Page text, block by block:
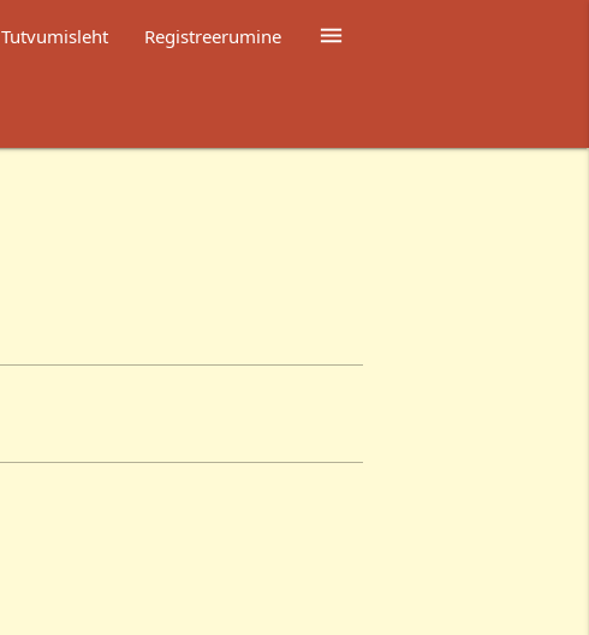

Tutvumisleht Registreerumine